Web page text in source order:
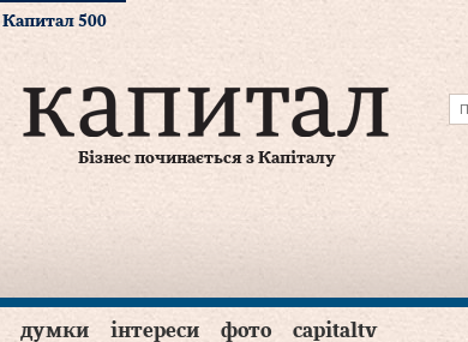
Капитал 500
Бізнес починається з Капіталу
думки інтереси фото capitaltv